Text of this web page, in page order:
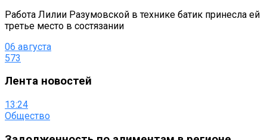
Работа Лилии Разумовской в технике батик принесла ей
третье место в состязании
06 августа
573
Лента новостей
13:24
Общество